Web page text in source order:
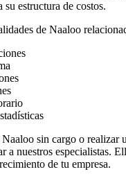
su estructura de costos.
de Naaloo
sin cargo o realizar
a nuestros especialistas.
de tu empresa.